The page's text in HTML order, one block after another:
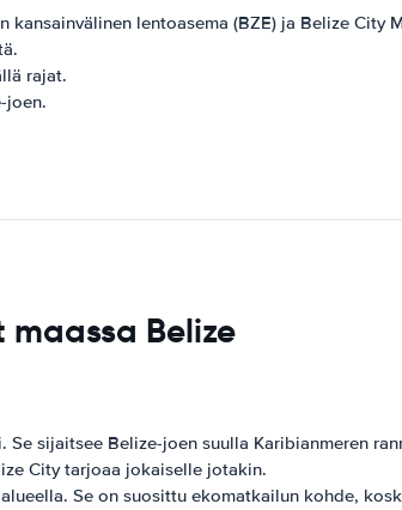
lentoasema (BZE) ja Belize City
rajat.
joen.
Belize
sijaitsee Belize-joen suulla Karibianmeren
City tarjoaa jokaiselle jotakin.
Se on suosittu ekomatkailun kohde,